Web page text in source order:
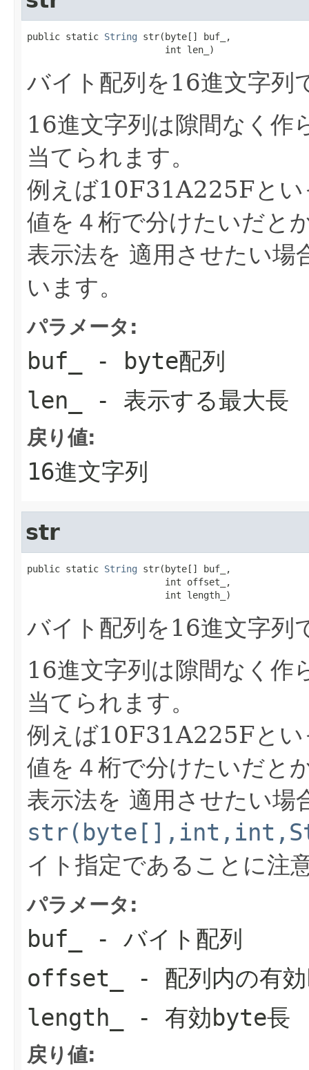
public static String str(byte[] buf_,
                         int len_)
バイト配列を16進文字列
16進文字列は隙間なく
当てられます。
例えば10F31A225Fとい
値を４桁で分けたいだと
表示法を 適用させたい場
います。
パラメータ:
buf_
- byte配列
len_
- 表示する最大長
戻り値:
16進文字列
str
public static String str(byte[] buf_,
                         int offset_,
                         int length_)
バイト配列を16進文字列
16進文字列は隙間なく
当てられます。
例えば10F31A225Fとい
値を４桁で分けたいだと
表示法を 適用させたい場
イト指定であることに注
パラメータ:
buf_
- バイト配列
offset_
- 配列内の有
length_
- 有効byte長
戻り値: